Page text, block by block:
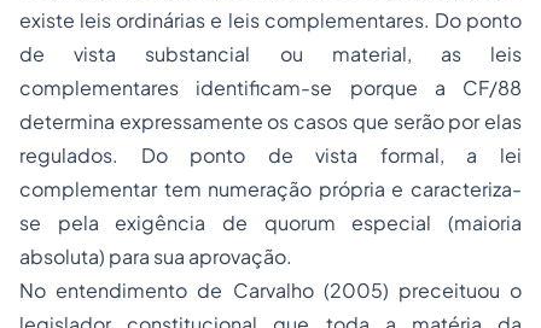
existe leis ordinárias e leis complementares. Do ponto
de vista substancial ou material, as leis
complementares identificam-se porque a CF/88
determina expressamente os casos que serão por elas
regulados. Do ponto de vista formal, a lei
complementar tem numeração própria e caracteriza-
se pela exigência de quorum especial (maioria
absoluta) para sua aprovação.
No entendimento de Carvalho (2005) preceituou o